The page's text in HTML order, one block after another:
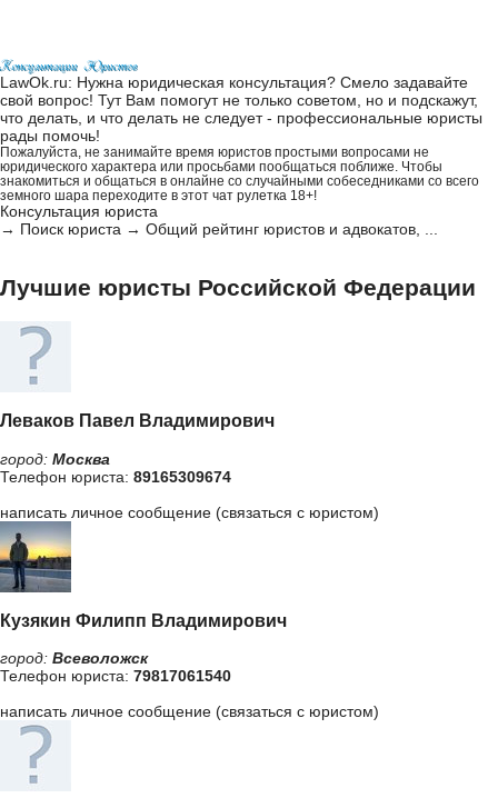
LawOk.ru: Нужна юридическая консультация? Смело задавайте
свой вопрос! Тут Вам помогут не только советом, но и подскажут,
что делать, и что делать не следует - профессиональные юристы
рады помочь!
Пожалуйста, не занимайте время юристов простыми вопросами не
юридического характера или просьбами пообщаться поближе. Чтобы
знакомиться и общаться в онлайне со случайными собеседниками со всего
земного шара переходите в этот чат рулетка 18+!
Консультация юриста
→ Поиск юриста → Общий рейтинг юристов и адвокатов, ...
Лучшие юристы Российской Федерации
Леваков Павел Владимирович
город: Москва
Телефон юриста: 89165309674
написать личное сообщение (связаться с юристом)
Кузякин Филипп Владимирович
город: Всеволожск
Телефон юриста: 79817061540
написать личное сообщение (связаться с юристом)